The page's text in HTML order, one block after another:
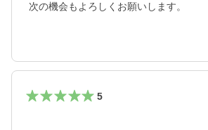
次の機会もよろしくお願いします。
5